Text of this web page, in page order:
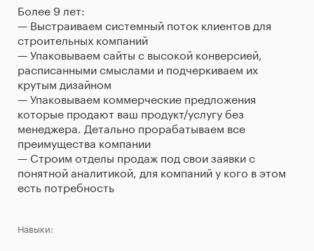
Более 9 лет:
— Выстраиваем системный поток клиентов для
строительных компаний
— Упаковываем сайты с высокой конверсией,
расписанными смыслами и подчеркиваем их
крутым дизайном
— Упаковываем коммерческие предложения
которые продают ваш продукт/услугу без
менеджера. Детально прорабатываем все
преимущества компании
— Строим отделы продаж под свои заявки с
понятной аналитикой, для компаний у кого в этом
есть потребность
Навыки: